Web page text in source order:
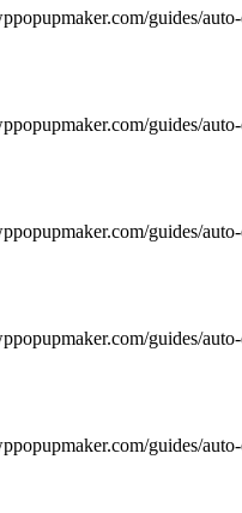
guides/
guides/
guides/
guides/
guides/